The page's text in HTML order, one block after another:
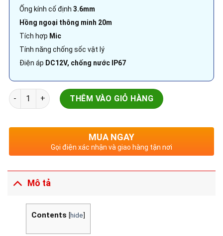
Ống kính cố định 3.6mm
Hồng ngoại thông minh 20m
Tích hợp Mic
Tính năng chống sốc vật lý
Điện áp DC12V, chống nước IP67
Camera HDCVI Dahua | DH-HAC-HDW3200GP-M | 2MP thông
THÊM VÀO GIỎ HÀNG
MUA NGAY
Gọi điện xác nhận và giao hàng tận nơi
Mô tả
Contents [hide]